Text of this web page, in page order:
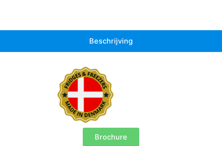
Beschrijving
Brochure